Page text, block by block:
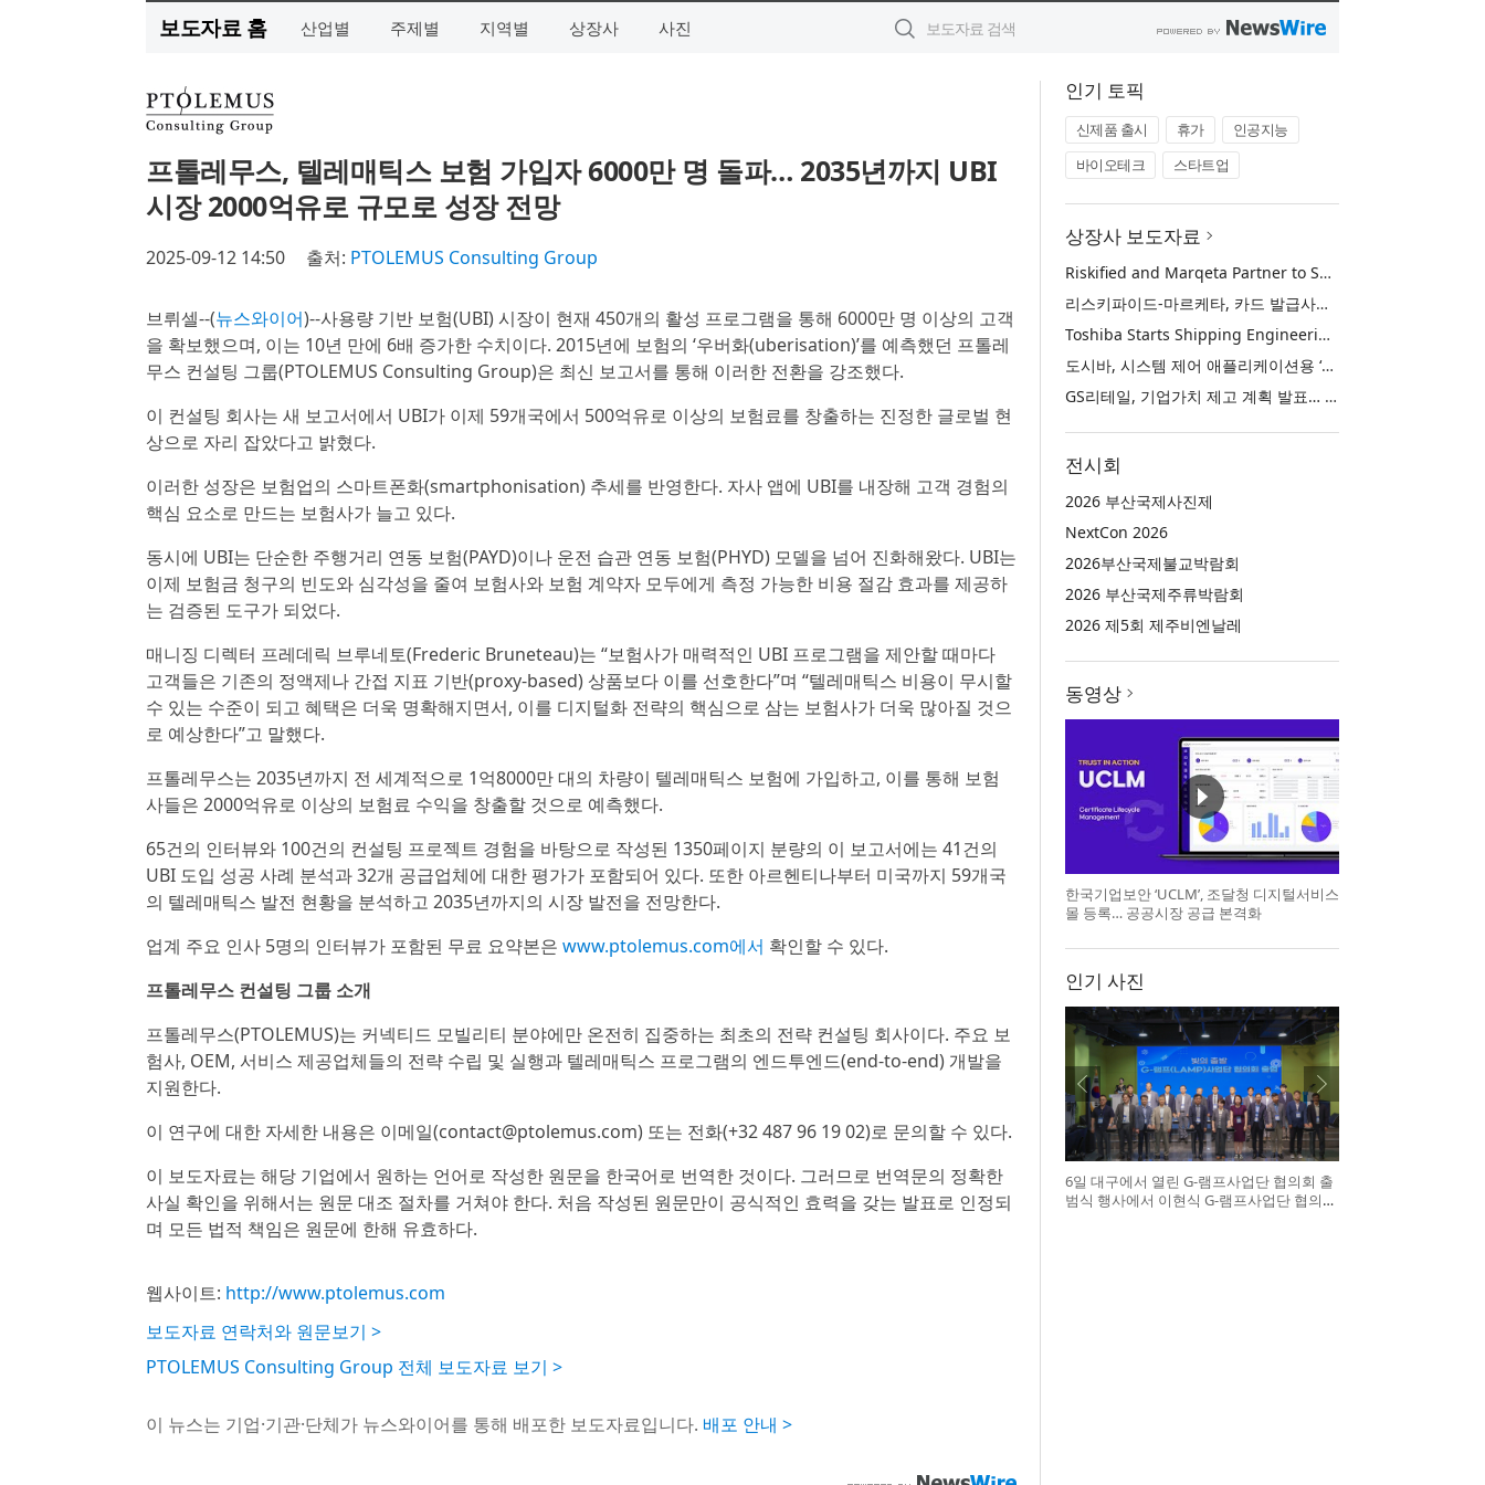
보도자료 홈 산업별 주제별 지역별 상장사 사진
프톨레무스, 텔레매틱스 보험 가입자 6000만 명 돌파… 2035년까지 UBI
시장 2000억유로 규모로 성장 전망
2025-09-12 14:50 출처: PTOLEMUS Consulting Group
브뤼셀--(뉴스와이어)--사용량 기반 보험(UBI) 시장이 현재 450개의 활성 프로그램을 통해 6000만 명 이상의 고객
을 확보했으며, 이는 10년 만에 6배 증가한 수치이다. 2015년에 보험의 ‘우버화(uberisation)’를 예측했던 프톨레
무스 컨설팅 그룹(PTOLEMUS Consulting Group)은 최신 보고서를 통해 이러한 전환을 강조했다.
이 컨설팅 회사는 새 보고서에서 UBI가 이제 59개국에서 500억유로 이상의 보험료를 창출하는 진정한 글로벌 현
상으로 자리 잡았다고 밝혔다.
이러한 성장은 보험업의 스마트폰화(smartphonisation) 추세를 반영한다. 자사 앱에 UBI를 내장해 고객 경험의
핵심 요소로 만드는 보험사가 늘고 있다.
동시에 UBI는 단순한 주행거리 연동 보험(PAYD)이나 운전 습관 연동 보험(PHYD) 모델을 넘어 진화해왔다. UBI는
이제 보험금 청구의 빈도와 심각성을 줄여 보험사와 보험 계약자 모두에게 측정 가능한 비용 절감 효과를 제공하
는 검증된 도구가 되었다.
매니징 디렉터 프레데릭 브루네토(Frederic Bruneteau)는 “보험사가 매력적인 UBI 프로그램을 제안할 때마다
고객들은 기존의 정액제나 간접 지표 기반(proxy-based) 상품보다 이를 선호한다”며 “텔레매틱스 비용이 무시할
수 있는 수준이 되고 혜택은 더욱 명확해지면서, 이를 디지털화 전략의 핵심으로 삼는 보험사가 더욱 많아질 것으
로 예상한다”고 말했다.
프톨레무스는 2035년까지 전 세계적으로 1억8000만 대의 차량이 텔레매틱스 보험에 가입하고, 이를 통해 보험
사들은 2000억유로 이상의 보험료 수익을 창출할 것으로 예측했다.
65건의 인터뷰와 100건의 컨설팅 프로젝트 경험을 바탕으로 작성된 1350페이지 분량의 이 보고서에는 41건의
UBI 도입 성공 사례 분석과 32개 공급업체에 대한 평가가 포함되어 있다. 또한 아르헨티나부터 미국까지 59개국
의 텔레매틱스 발전 현황을 분석하고 2035년까지의 시장 발전을 전망한다.
업계 주요 인사 5명의 인터뷰가 포함된 무료 요약본은 www.ptolemus.com에서 확인할 수 있다.
프톨레무스 컨설팅 그룹 소개
프톨레무스(PTOLEMUS)는 커넥티드 모빌리티 분야에만 온전히 집중하는 최초의 전략 컨설팅 회사이다. 주요 보
험사, OEM, 서비스 제공업체들의 전략 수립 및 실행과 텔레매틱스 프로그램의 엔드투엔드(end-to-end) 개발을
지원한다.
이 연구에 대한 자세한 내용은 이메일(contact@ptolemus.com) 또는 전화(+32 487 96 19 02)로 문의할 수 있다.
이 보도자료는 해당 기업에서 원하는 언어로 작성한 원문을 한국어로 번역한 것이다. 그러므로 번역문의 정확한
사실 확인을 위해서는 원문 대조 절차를 거쳐야 한다. 처음 작성된 원문만이 공식적인 효력을 갖는 발표로 인정되
며 모든 법적 책임은 원문에 한해 유효하다.
웹사이트: http://www.ptolemus.com
보도자료 연락처와 원문보기 >
PTOLEMUS Consulting Group 전체 보도자료 보기 >
이 뉴스는 기업·기관·단체가 뉴스와이어를 통해 배포한 보도자료입니다. 배포 안내 >
인기 토픽
신제품 출시 휴가
인공지능
바이오테크
스타트업
상장사 보도자료
Riskified and Marqeta Partner to Sharpen Card Issuer Authorization Decisions and Help Reduce False Declines
리스키파이드-마르케타, 카드 발급사의 승인 판단 정교화 및 오거절 감소 위해 협력
Toshiba Starts Shipping Engineering Samples of TXZ+™ Family Entry‑Class M4V Group, Standard Microcontrollers with Arm® Cortex®‑M4 Core for System Control Applications
도시바, 시스템 제어 애플리케이션용 ‘암 코어텍스-M4’ 코어 탑재 표준 마이크로컨트롤러 TXZ+ 패밀리 엔트리 클래스 ‘M4V 그룹’ 엔지니어링 샘플 출하 개시
GS리테일, 기업가치 제고 계획 발표… 중장기 성장 기반 강화와 주주가치 제고
전시회
2026 부산국제사진제
NextCon 2026
2026부산국제불교박람회
2026 부산국제주류박람회
2026 제5회 제주비엔날레
동영상
한국기업보안 ‘UCLM’, 조달청 디지털서비스
몰 등록… 공공시장 공급 본격화
인기 사진
6일 대구에서 열린 G-램프사업단 협의회 출
범식 행사에서 이현식 G-램프사업단 협의회